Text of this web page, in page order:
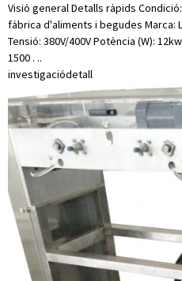
Visió general Detalls ràpids
fàbrica d'aliments i begudes Marca:
Tensió: 380V/400V Potència (W):
1500 . ..
investigaciódetall